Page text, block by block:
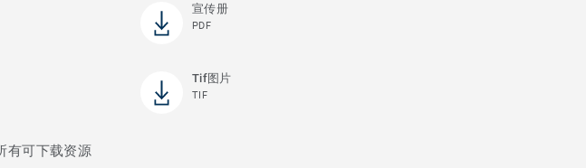
宣传册
PDF
Tif图片
TIF
有可下载资源